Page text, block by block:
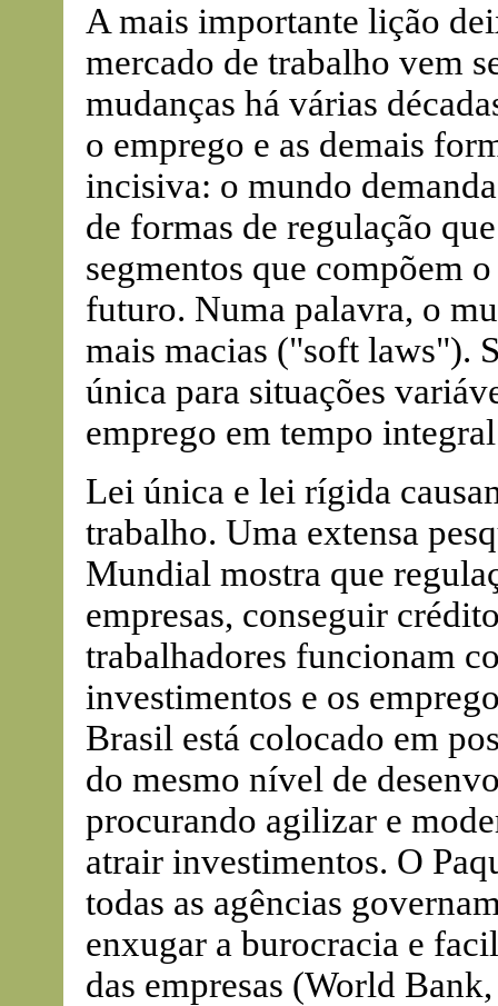
A mais importante lição
mercado de trabalho vem
mudanças há várias
o emprego e as demais
incisiva: o mundo
de formas de regulação
segmentos que compõem
futuro. Numa palavra, o
mais macias ("soft laws").
única para situações
emprego em tempo
Lei única e lei rígida
trabalho. Uma extensa
Mundial mostra que
empresas, conseguir
trabalhadores funcionam
investimentos e os
Brasil está colocado em
do mesmo nível de
procurando agilizar e
atrair investimentos. O
todas as agências
enxugar a burocracia e
das empresas (World